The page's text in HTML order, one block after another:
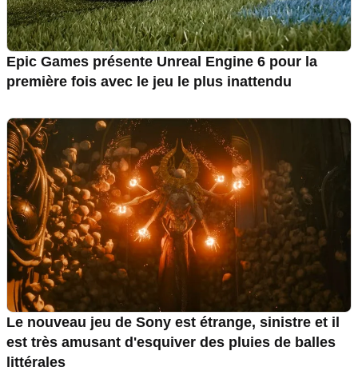
Epic Games présente Unreal Engine 6 pour la
première fois avec le jeu le plus inattendu
Le nouveau jeu de Sony est étrange, sinistre et il
est très amusant d'esquiver des pluies de balles
littérales